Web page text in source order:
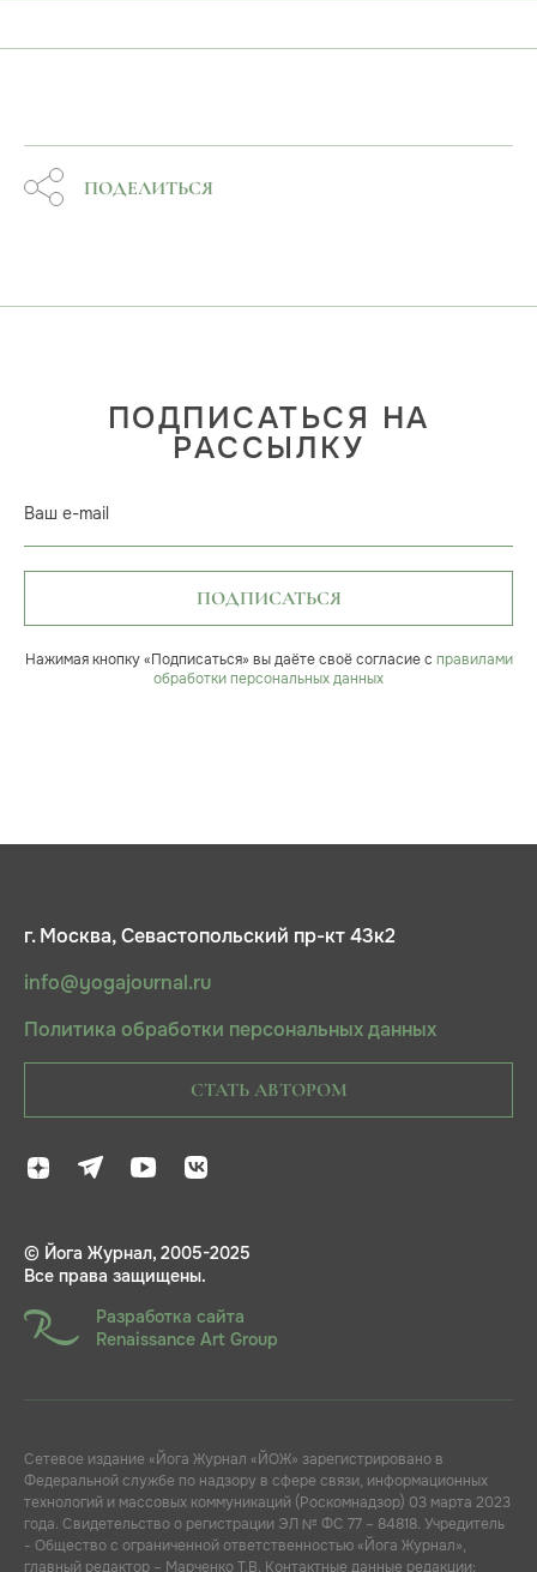
ПОДЕЛИТЬСЯ
ПОДПИСАТЬСЯ НА
РАССЫЛКУ
Ваш e-mail
ПОДПИСАТЬСЯ
Нажимая кнопку «Подписаться» вы даёте своё согласие с правилами
обработки персональных данных
г. Москва, Севастопольский пр-кт 43к2
info@yogajournal.ru
Политика обработки персональных данных
СТАТЬ АВТОРОМ
© Йога Журнал, 2005-2025
Все права защищены.
Разработка сайта
Renaissance Art Group
Сетевое издание «Йога Журнал «ЙОЖ» зарегистрировано в
Федеральной службе по надзору в сфере связи, информационных
технологий и массовых коммуникаций (Роскомнадзор) 03 марта 2023
года. Свидетельство о регистрации ЭЛ № ФС 77 – 84818. Учредитель
- Общество с ограниченной ответственностью «Йога Журнал»,
главный редактор – Марченко Т.В. Контактные данные редакции: